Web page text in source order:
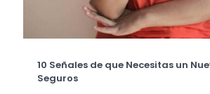
10 Señales de que Necesitas un
Seguros